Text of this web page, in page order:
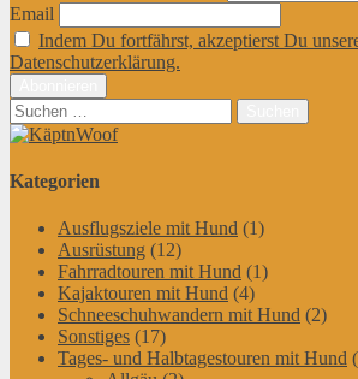
Email
Indem Du fortfährst, akzeptierst Du
Datenschutzerklärung.
Suchen
nach:
Kategorien
Ausflugsziele mit Hund (1)
Ausrüstung (12)
Fahrradtouren mit Hund (1)
Kajaktouren mit Hund (4)
Schneeschuhwandern mit Hund (2)
Sonstiges (17)
Tages- und Halbtagestouren mit Hund